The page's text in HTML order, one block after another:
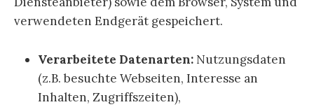
verwendeten Endgerät gespeichert.
Verarbeitete Datenarten: Nutzungsdaten
(z.B. besuchte Webseiten, Interesse an
Inhalten, Zugriffszeiten),